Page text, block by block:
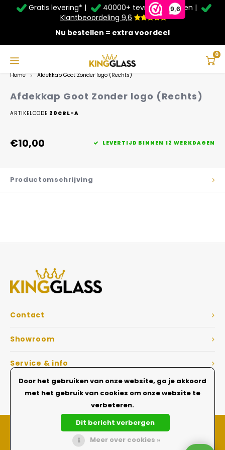
9,6
Service & Contact
Betaalmethoden
Taal
Nederlands
Gratis levering* |
40000+ tevreden klanten |
Klantbeoordeling 9,6
Nu bestellen = extra voordeel
0
Zomer Deals: Tot 20% kortingop schuifwanden en
veranda's +€20extra kassa korting*
Home Afdekkap Goot Zonder logo (Rechts)
Afdekkap Goot Zonder logo (Rechts)
ARTIKELCODE 20CRL-A
€10,00 LEVERTIJD BINNEN 12 WERKDAGEN
Productomschrijving
Contact
Showroom
Service & info
Dé Glazen wanden specialist
Door het gebruiken van onze website, ga je akkoord
met het gebruik van cookies om onze website te
verbeteren.
Dit bericht verbergen
Meer over cookies »